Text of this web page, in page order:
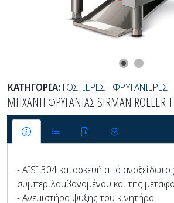
ΚΑΤΗΓΟΡΙΑ:ΤΟΣΤΙΕΡΕΣ - ΦΡΥΓΑΝΙΕΡΕΣ
ΜΗΧΑΝΗ ΦΡΥΓΑΝΙΑΣ SIRMAN ROLLER
- AISI 304 κατασκευή από ανοξείδωτο
συμπεριλαμβανομένου και της
- Ανεμιστήρα ψύξης του κινητήρα.